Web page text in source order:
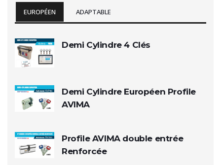
EUROPÉEN ADAPTABLE
Demi Cylindre 4 Clés
Demi Cylindre Européen Profile
AVIMA
Profile AVIMA double entrée
Renforcée